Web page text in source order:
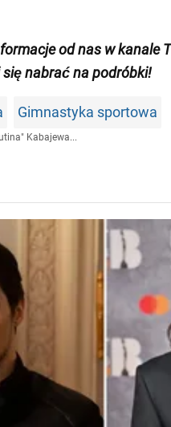
od nas w kanale
się nabrać na podróbki!
Gimnastyka sportowa
Kabajewa...